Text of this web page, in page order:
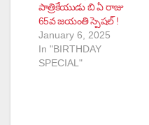
పాత్రికేయుడు బి ఏ రాజు
65వ జయంతి స్పెషల్ !
January 6, 2025
In "BIRTHDAY
SPECIAL"